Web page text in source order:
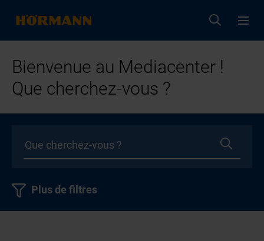
Bienvenue au Mediacenter !
Que cherchez-vous ?
Plus de filtres